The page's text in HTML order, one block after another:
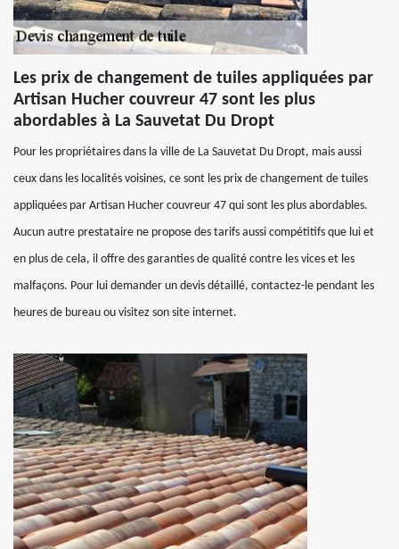
Les prix de changement de tuiles appliquées par
Artisan Hucher couvreur 47 sont les plus
abordables à La Sauvetat Du Dropt
Pour les propriétaires dans la ville de La Sauvetat Du Dropt, mais aussi
ceux dans les localités voisines, ce sont les prix de changement de tuiles
appliquées par Artisan Hucher couvreur 47 qui sont les plus abordables.
Aucun autre prestataire ne propose des tarifs aussi compétitifs que lui et
en plus de cela, il offre des garanties de qualité contre les vices et les
malfaçons. Pour lui demander un devis détaillé, contactez-le pendant les
heures de bureau ou visitez son site internet.